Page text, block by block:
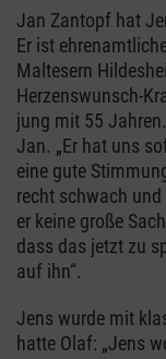
Jan Zantopf hat
Er ist
Maltesern
Herzenswunsch-
jung mit 55
Jan. „Er hat uns
eine gute
recht schwach
er keine große
dass das jetzt zu
auf ihn“.
Jens wurde mit
hatte Olaf: „Jens